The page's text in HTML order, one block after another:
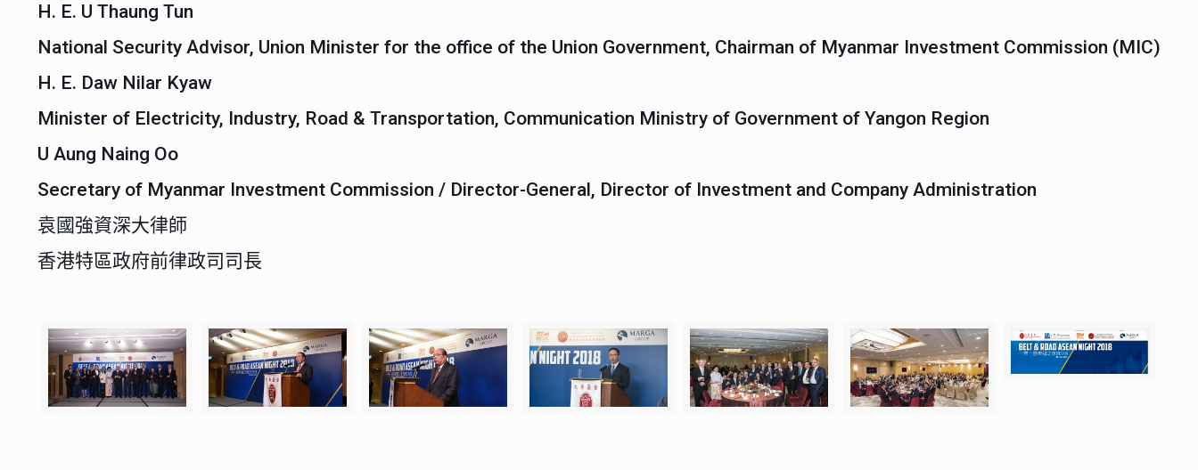
H. E. U Thaung Tun
National Security Advisor, Union Minister for the office of the Union Government, Chairman of Myanmar Investment Commission (MIC)
H. E. Daw Nilar Kyaw
Minister of Electricity, Industry, Road & Transportation, Communication Ministry of Government of Yangon Region
U Aung Naing Oo
Secretary of Myanmar Investment Commission / Director-General, Director of Investment and Company Administration
袁國強資深大律師
香港特區政府前律政司司長